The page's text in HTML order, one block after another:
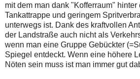
mit dem man dank "Kofferraum"
Tankattrappe und geringem
unterwegs ist. Dank des kraftvollen
der Landstraße auch nicht als
wenn man eine Gruppe Gebückter
Spiegel entdeckt. Wenn eine höhere
Nöten sein muss ist man immer gut